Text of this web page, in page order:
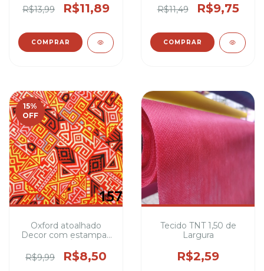
blusas, saias, echarpes,
vestidos
R$13,99 R$11,89
COMPRAR
R$11,49
R$9,75
COMPRAR
15%
OFF
Oxford atoalhado
Decor com estampas
Largura 100%
Poliéster
R$9,99 R$8,50
Tecido TNT 1,50 de
Largura
R$2,59